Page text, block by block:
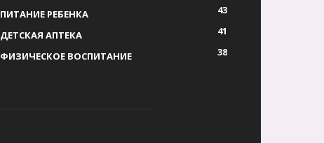
ПИТАНИЕ РЕБЕНКА
43
ДЕТСКАЯ АПТЕКА
41
ФИЗИЧЕСКОЕ ВОСПИТАНИЕ
38